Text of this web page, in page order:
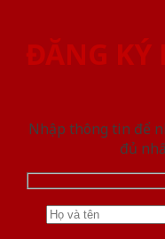
ĐĂNG KÝ
Nhập thông tin để
đủ